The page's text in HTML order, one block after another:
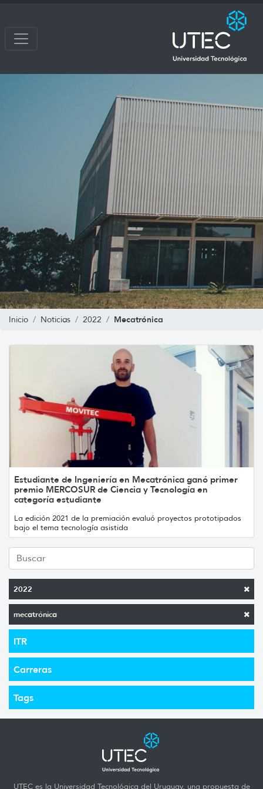
Inicio Noticias 2022 Mecatrónica
2022
mecatrónica
ITR
Carreras
Tags
Estudiante de Ingeniería en Mecatrónica ganó primer
premio MERCOSUR de Ciencia y Tecnología en
categoría estudiante
La edición 2021 de la premiación evaluó proyectos prototipados
bajo el tema tecnología asistida
UTEC es la Universidad Tecnológica del Uruguay, una propuesta de